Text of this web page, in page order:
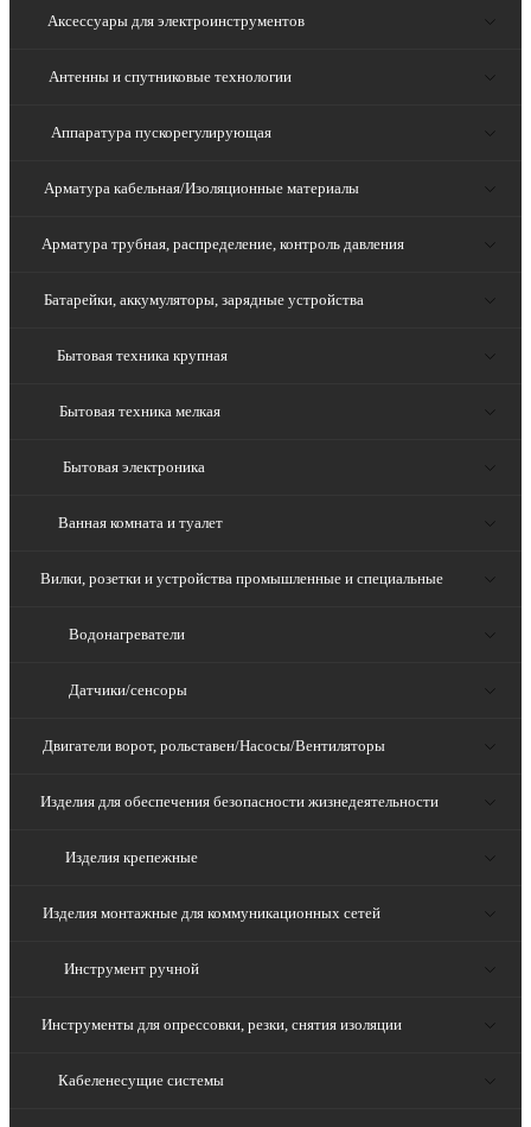
Аксессуары для электроинструментов
Антенны и спутниковые технологии
Аппаратура пускорегулирующая
Арматура кабельная/Изоляционные материалы
Арматура трубная, распределение, контроль давления
Батарейки, аккумуляторы, зарядные устройства
Бытовая техника крупная
Бытовая техника мелкая
Бытовая электроника
Ванная комната и туалет
Вилки, розетки и устройства промышленные и специальные
Водонагреватели
Датчики/сенсоры
Двигатели ворот, рольставен/Насосы/Вентиляторы
Изделия для обеспечения безопасности жизнедеятельности
Изделия крепежные
Изделия монтажные для коммуникационных сетей
Инструмент ручной
Инструменты для опрессовки, резки, снятия изоляции
Кабеленесущие системы